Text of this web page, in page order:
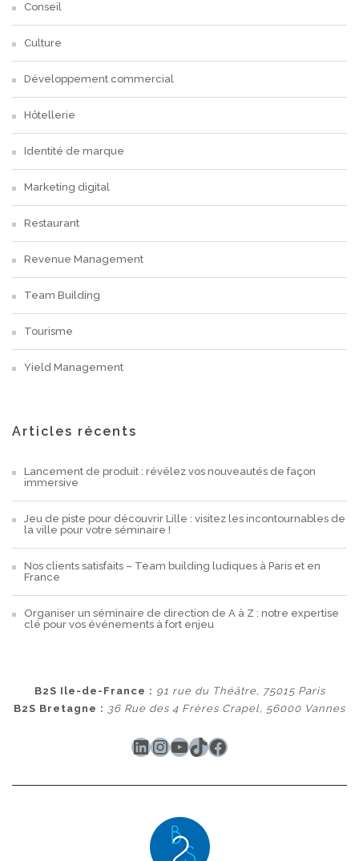
Conseil
Culture
Développement commercial
Hôtellerie
Identité de marque
Marketing digital
Restaurant
Revenue Management
Team Building
Tourisme
Yield Management
Articles récents
Lancement de produit : révélez vos nouveautés de façon
immersive
Jeu de piste pour découvrir Lille : visitez les incontournables de
la ville pour votre séminaire !
Nos clients satisfaits – Team building ludiques à Paris et en
France
Organiser un séminaire de direction de A à Z : notre expertise
clé pour vos événements à fort enjeu
B2S Ile-de-France : 91 rue du Théâtre, 75015 Paris
B2S Bretagne : 36 Rue des 4 Frères Crapel, 56000 Vannes
LinkedIn
Instagram
YouTube
TikTok
Facebook